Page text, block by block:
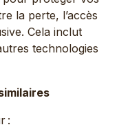
la perte, l’accès
Cela inclut
technologies
: